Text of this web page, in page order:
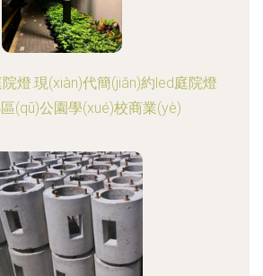
燈.現(xiàn)代簡(jiǎn)約led庭院燈
(qū)公園學(xué)校商業(yè)